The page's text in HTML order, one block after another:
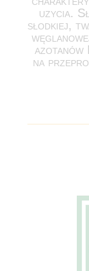
uzycia.
słodkiej,
azotanów
na